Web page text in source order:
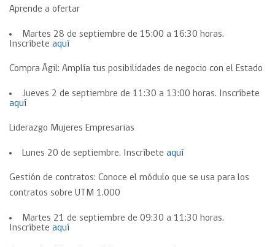
Aprende a ofertar
Martes 28 de septiembre de 15:00 a 16:30 horas.
Inscríbete aquí
Compra Ágil: Amplía tus posibilidades de negocio con el Estado
Jueves 2 de septiembre de 11:30 a 13:00 horas. Inscríbete
aquí
Liderazgo Mujeres Empresarias
Lunes 20 de septiembre. Inscríbete aquí
Gestión de contratos: Conoce el módulo que se usa para los
contratos sobre UTM 1.000
Martes 21 de septiembre de 09:30 a 11:30 horas.
Inscríbete aquí